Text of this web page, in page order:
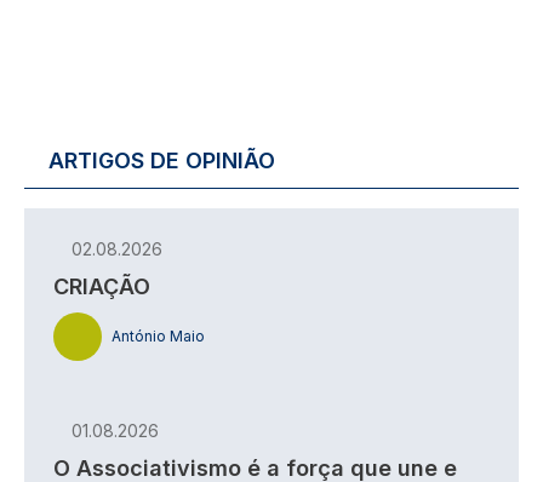
ARTIGOS DE OPINIÃO
02.08.2026
CRIAÇÃO
António Maio
01.08.2026
O Associativismo é a força que une e